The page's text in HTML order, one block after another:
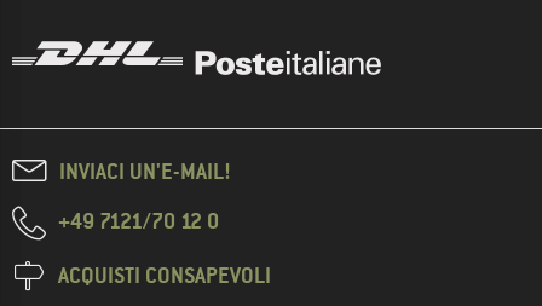
INVIACI UN'E-MAIL!
+49 7121/70 12 0
ACQUISTI CONSAPEVOLI